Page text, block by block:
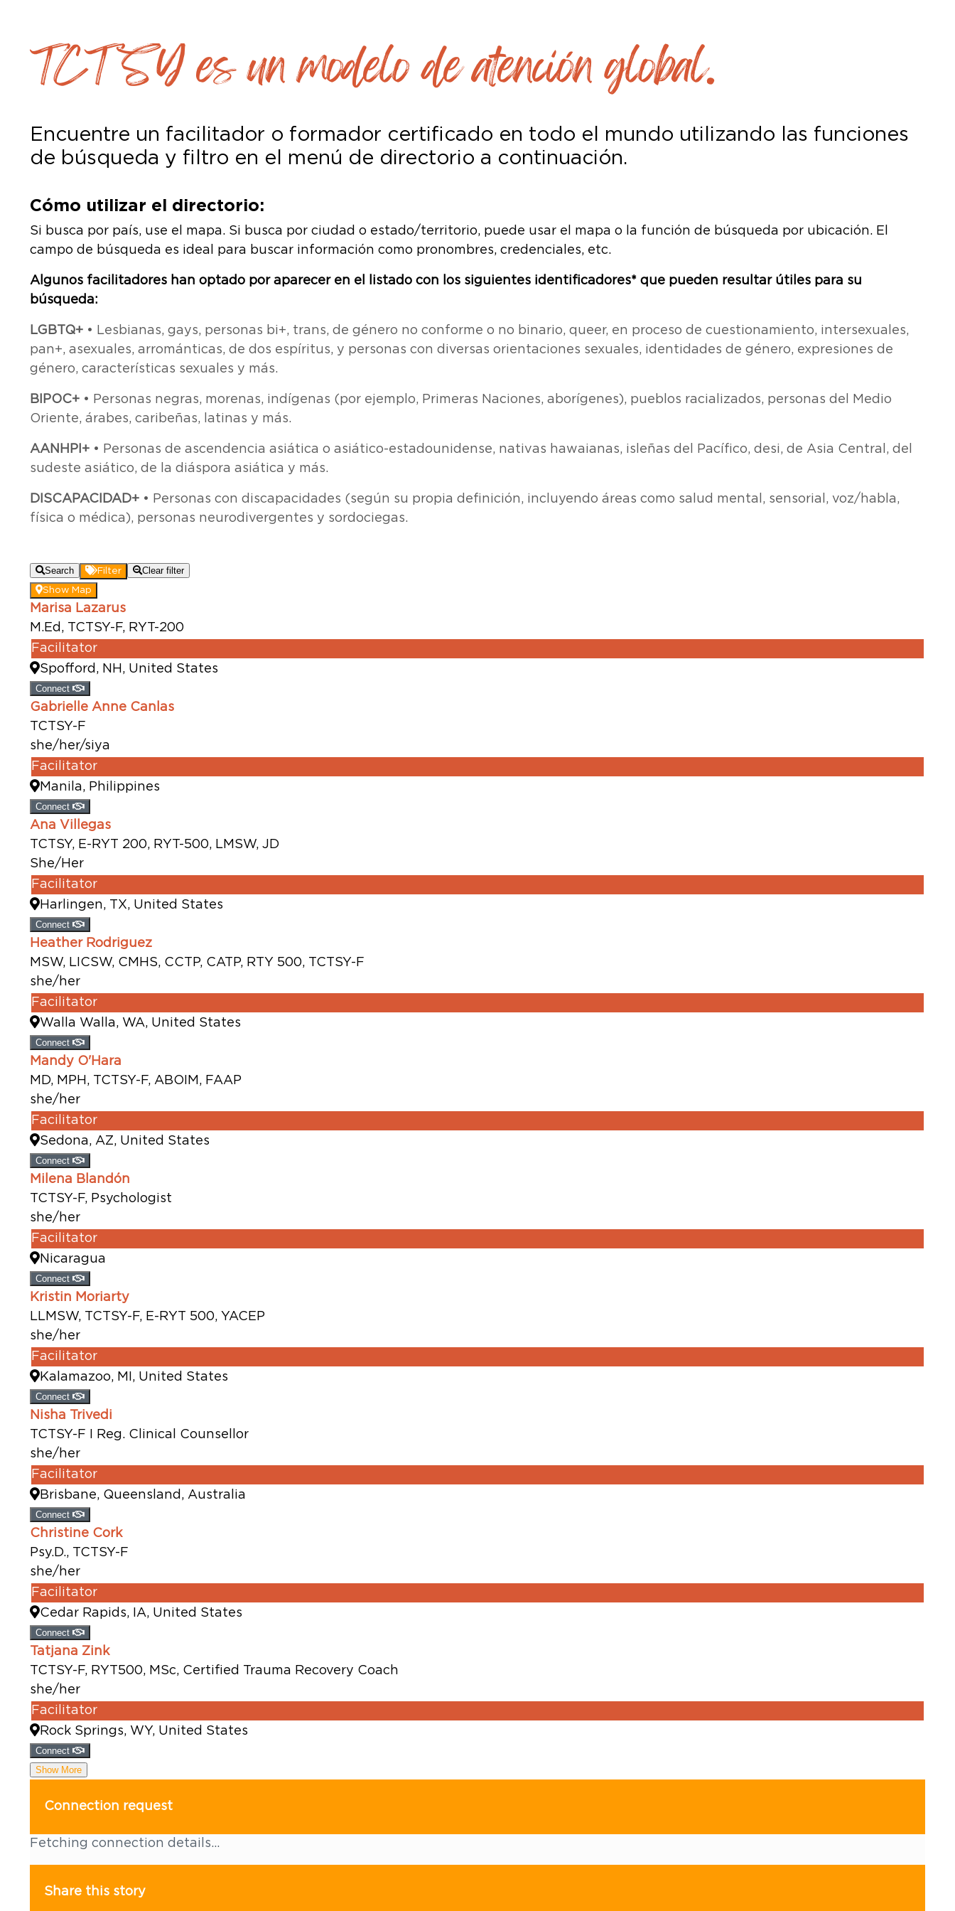
TCTSY es un modelo de atención global.
Encuentre un facilitador o formador certificado en todo el mundo utilizando las funciones
de búsqueda y filtro en el menú de directorio a continuación.
Cómo utilizar el directorio:
Si busca por país, use el mapa. Si busca por ciudad o estado/territorio, puede usar el mapa o la función de búsqueda por ubicación. El
campo de búsqueda es ideal para buscar información como pronombres, credenciales, etc.
Algunos facilitadores han optado por aparecer en el listado con los siguientes identificadores* que pueden resultar útiles para su
búsqueda:
LGBTQ+ • Lesbianas, gays, personas bi+, trans, de género no conforme o no binario, queer, en proceso de cuestionamiento, intersexuales,
pan+, asexuales, arrománticas, de dos espíritus, y personas con diversas orientaciones sexuales, identidades de género, expresiones de
género, características sexuales y más.
BIPOC+ • Personas negras, morenas, indígenas (por ejemplo, Primeras Naciones, aborígenes), pueblos racializados, personas del Medio
Oriente, árabes, caribeñas, latinas y más.
AANHPI+ • Personas de ascendencia asiática o asiático-estadounidense, nativas hawaianas, isleñas del Pacífico, desi, de Asia Central, del
sudeste asiático, de la diáspora asiática y más.
DISCAPACIDAD+ • Personas con discapacidades (según su propia definición, incluyendo áreas como salud mental, sensorial, voz/habla,
física o médica), personas neurodivergentes y sordociegas.
Search Filter Clear filter
Show Map
Marisa Lazarus
M.Ed, TCTSY-F, RYT-200
Facilitator
Spofford, NH, United States
Connect
Gabrielle Anne Canlas
TCTSY-F
she/her/siya
Facilitator
Manila, Philippines
Connect
Ana Villegas
TCTSY, E-RYT 200, RYT-500, LMSW, JD
She/Her
Facilitator
Harlingen, TX, United States
Connect
Heather Rodriguez
MSW, LICSW, CMHS, CCTP, CATP, RTY 500, TCTSY-F
she/her
Facilitator
Walla Walla, WA, United States
Connect
Mandy O'Hara
MD, MPH, TCTSY-F, ABOIM, FAAP
she/her
Facilitator
Sedona, AZ, United States
Connect
Milena Blandón
TCTSY-F, Psychologist
she/her
Facilitator
Nicaragua
Connect
Kristin Moriarty
LLMSW, TCTSY-F, E-RYT 500, YACEP
she/her
Facilitator
Kalamazoo, MI, United States
Connect
Nisha Trivedi
TCTSY-F I Reg. Clinical Counsellor
she/her
Facilitator
Brisbane, Queensland, Australia
Connect
Christine Cork
Psy.D., TCTSY-F
she/her
Facilitator
Cedar Rapids, IA, United States
Connect
Tatjana Zink
TCTSY-F, RYT500, MSc, Certified Trauma Recovery Coach
she/her
Facilitator
Rock Springs, WY, United States
Connect
Show More
Connection request
Fetching connection details...
Share this story